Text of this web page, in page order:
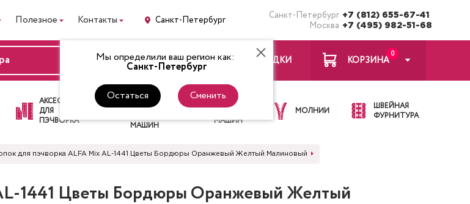
Полезное Контакты Санкт-Петербург Санкт-Петербург +7 (812) 655-67-41
Москва +7 (495) 982-51-68
Мы определили ваш регион как:
Санкт-Петербург
Остаться Сменить
ВХОД ЗАКЛАДКИ
0
КОРЗИНА
АКСЕССУАРЫ
ДЛЯ
ПЭЧВОРКА
ЛАПКИ
ДЛЯ
МАШИН
ИГЛЫ ДЛЯ
ШВЕЙНЫХ
МАШИН
МОЛНИИ
ШВЕЙНАЯ
ФУРНИТУРА
для пэчворка ALFA Mix AL-1441 Цветы Бордюры Оранжевый Желтый Малиновый
1441 Цветы Бордюры Оранжевый Желтый